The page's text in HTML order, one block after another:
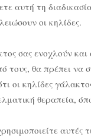
αυτή τη
οι κηλίδες.
σας ενοχλούν
τους, θα πρέπει να
οι κηλίδες
θεραπεία,
αυτές